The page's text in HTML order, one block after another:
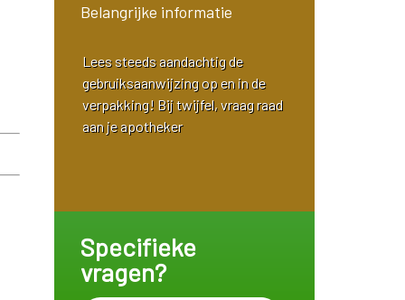
Belangrijke informatie
Lees steeds aandachtig de
gebruiksaanwijzing op en in de
verpakking! Bij twijfel, vraag raad
aan je apotheker
Specifieke
vragen?